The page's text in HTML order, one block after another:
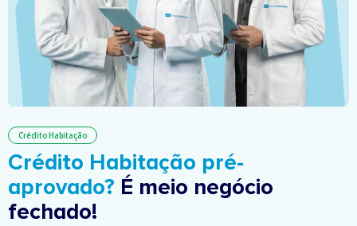
Crédito Habitação
Crédito Habitação pré-
aprovado? É meio negócio
fechado!